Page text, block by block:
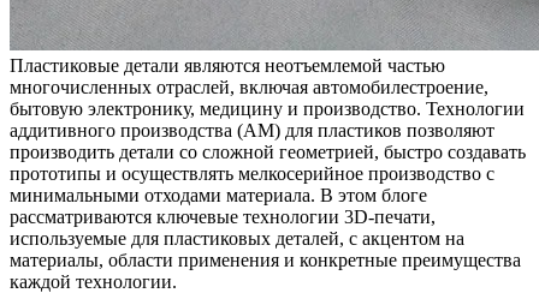
Пластиковые детали являются неотъемлемой частью
многочисленных отраслей, включая автомобилестроение,
бытовую электронику, медицину и производство. Технологии
аддитивного производства (AM) для пластиков позволяют
производить детали со сложной геометрией, быстро создавать
прототипы и осуществлять мелкосерийное производство с
минимальными отходами материала. В этом блоге
рассматриваются ключевые технологии 3D-печати,
используемые для пластиковых деталей, с акцентом на
материалы, области применения и конкретные преимущества
каждой технологии.